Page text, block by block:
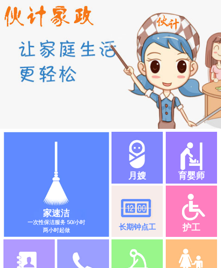
家速洁
一次性保洁服务 50/小时
两小时起做
月嫂 育婴师
长期钟点工 护工